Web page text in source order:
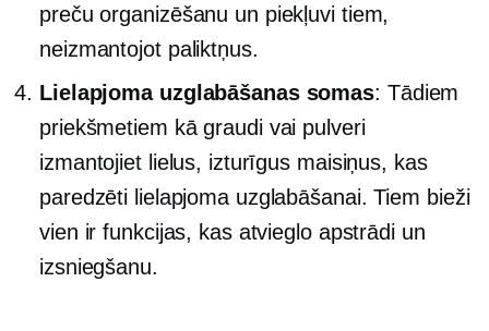
preču organizēšanu un piekļuvi tiem,
neizmantojot paliktņus.
Lielapjoma uzglabāšanas somas: Tādiem
priekšmetiem kā graudi vai pulveri
izmantojiet lielus, izturīgus maisiņus, kas
paredzēti lielapjoma uzglabāšanai. Tiem bieži
vien ir funkcijas, kas atvieglo apstrādi un
izsniegšanu.